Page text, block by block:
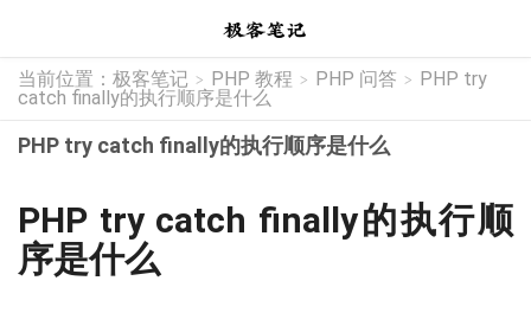
当前位置： 极客笔记 > PHP 教程 > PHP 问答 > PHP try
catch finally的执行顺序是什么
PHP try catch finally的执行顺序是什么
PHP try catch finally的执行顺
序是什么